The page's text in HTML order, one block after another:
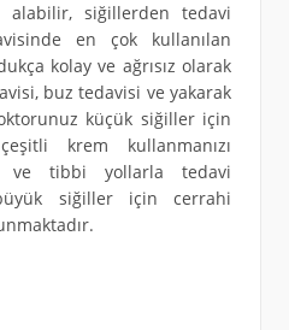
alabilir, siğillerden tedavi
en çok kullanılan
kolay ve ağrısız olarak
buz tedavisi ve yakarak
küçük siğiller için
krem kullanmanızı
ve tibbi yollarla tedavi
siğiller için cerrahi